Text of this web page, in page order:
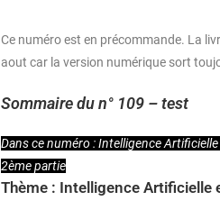
Ce numéro est en précommande. La
aout car la version numérique sort
Sommaire du n° 109 – test
Dans ce numéro : Intelligence
2ème partie
Thème : Intelligence Artificielle